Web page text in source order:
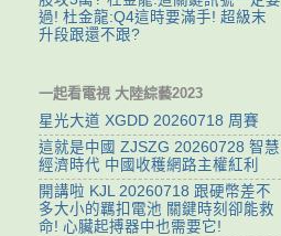
過! 杜金龍:Q4這時要滿手! 超級末
升段跟還不跟?
一起看電視 大陸綜藝2023
星光大道 XGDD 20260718 周賽
這就是中國 ZJSZG 20260728 智慧
經濟時代 中國收穫網路主權紅利
開講啦 KJL 20260718 跟硬幣差不
多大小的羈扣電池 關鍵時刻卻能救
命! 心臟起搏器中也需要它!